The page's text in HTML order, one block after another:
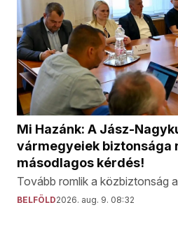
Mi Hazánk: A Jász-
vármegyeiek biztonsága
másodlagos kérdés!
Tovább romlik a közbiztonság
BELFÖLD2026. aug. 9. 08:32